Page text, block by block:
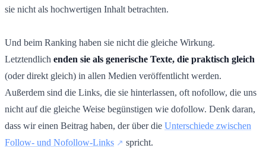
sie nicht als hochwertigen Inhalt betrachten.
Und beim Ranking haben sie nicht die gleiche Wirkung.
Letztendlich enden sie als generische Texte, die praktisch gleich
(oder direkt gleich) in allen Medien veröffentlicht werden.
Außerdem sind die Links, die sie hinterlassen, oft nofollow, die uns
nicht auf die gleiche Weise begünstigen wie dofollow. Denk daran,
dass wir einen Beitrag haben, der über die Unterschiede zwischen
Follow- und Nofollow-Links
spricht.